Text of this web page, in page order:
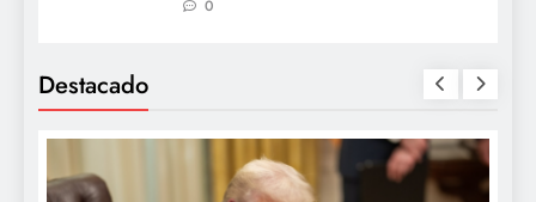
0
Destacado